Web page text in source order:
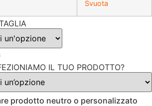
Svuota
IL TUO PRODOTTO?
prodotto neutro o personalizzato